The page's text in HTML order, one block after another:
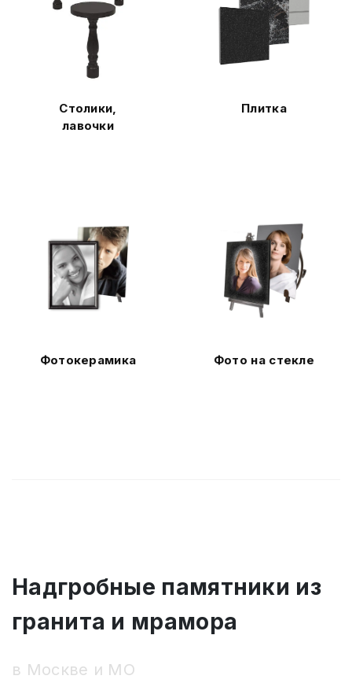
Столики,
лавочки
Плитка
Фотокерамика Фото на стекле
Надгробные памятники из
гранита и мрамора
в Москве и МО